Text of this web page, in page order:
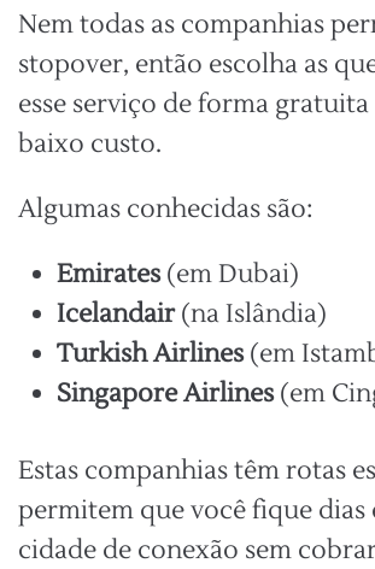
Nem todas as companhias
stopover, então escolha as
esse serviço de forma
baixo custo.
Algumas conhecidas são:
Emirates(em Dubai)
Icelandair(na Islândia)
Turkish Airlines(em
Singapore Airlines(em
Estas companhias têm rotas
permitem que você fique dias
cidade de conexão sem